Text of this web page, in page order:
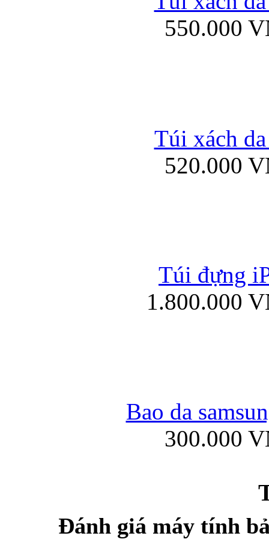
Bao da iPad
Túi xách da
550.000
Túi xách
520.000
Túi đựng
1.800.000
Bao da
300.000
Đánh giá máy tính